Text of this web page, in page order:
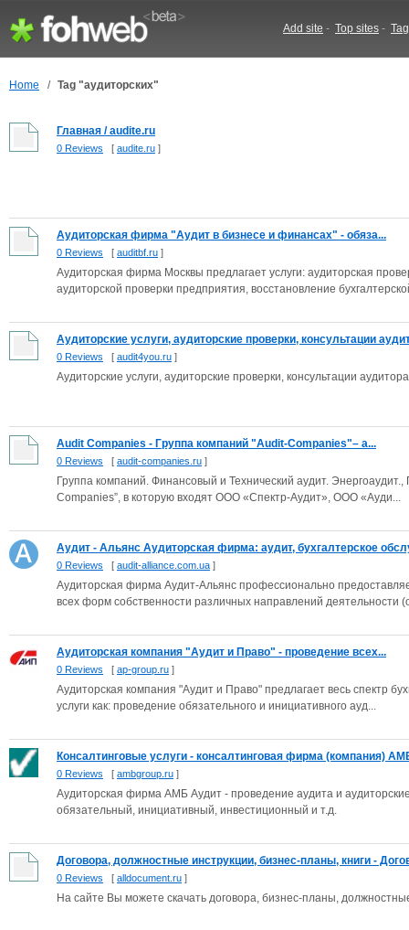
Add site - Top sites -
Home / Tag "аудиторских"
Главная / audite.ru
0 Reviews [ audite.ru ]
Аудиторская фирма "Аудит в бизнесе и финансах" - обяза...
0 Reviews [ auditbf.ru ]
Аудиторская фирма Москвы предлагает услуги: аудиторская
аудиторской проверки предприятия, восстановление
Аудиторские услуги, аудиторские проверки, консультации
0 Reviews [ audit4you.ru ]
Аудиторские услуги, аудиторские проверки, консультации аудитора
Audit Companies - Группа компаний "Audit-Сompanies"– а...
0 Reviews [ audit-companies.ru ]
Группа компаний. Финансовый и Технический аудит.
Companies”, в которую входят ООО «Спектр-Аудит», ООО «Ауди...
Аудит - Альянс Аудиторская фирма: аудит, бухгалтерское
0 Reviews [ audit-alliance.com.ua ]
Аудиторская фирма Аудит-Альянс профессионально
всех форм собственности различных направлений деятельности
Аудиторская компания "Аудит и Право" - проведение всех...
0 Reviews [ ap-group.ru ]
Аудиторская компания "Аудит и Право" предлагает весь спектр
услуги как: проведение обязательного и инициативного ауд...
Консалтинговые услуги - консалтинговая фирма (компания)
0 Reviews [ ambgroup.ru ]
Аудиторская фирма АМБ Аудит - проведение аудита и
обязательный, инициативный, инвестиционный и т.д.
Договора, должностные инструкции, бизнес-планы, книги -
0 Reviews [ alldocument.ru ]
На сайте Вы можете скачать договора, бизнес-планы,